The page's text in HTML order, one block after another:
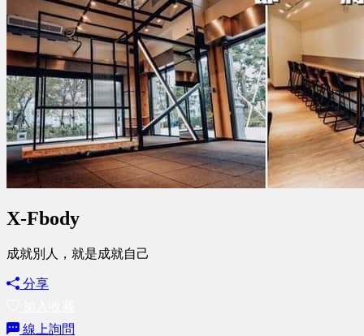
X-Fbody
成就別人，就是成就自己
分享
線上詢問